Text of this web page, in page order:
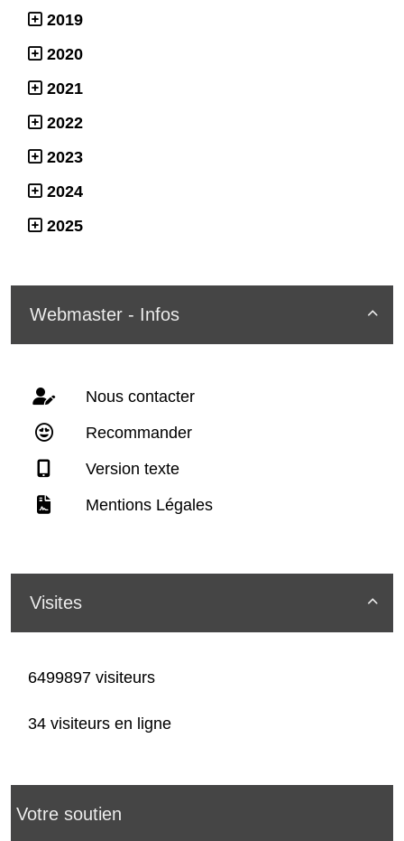
2019
2020
2021
2022
2023
2024
2025

Webmaster - Infos
Nous contacter
Recommander
Version texte
Mentions Légales

Visites
6499897 visiteurs
34 visiteurs en ligne
Votre soutien